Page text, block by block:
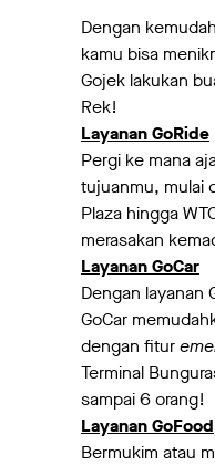
Dengan
kamu bisa
Gojek lakukan
Rek!
Layanan GoRide
Pergi ke mana
tujuanmu, mulai
Plaza hingga
merasakan
Layanan GoCar
Dengan layanan
GoCar
dengan fitur
Terminal
sampai 6 orang!
Layanan GoFood
Bermukim atau